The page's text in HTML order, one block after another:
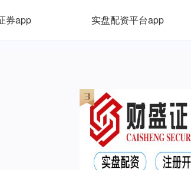
券app 实盘配资平台app